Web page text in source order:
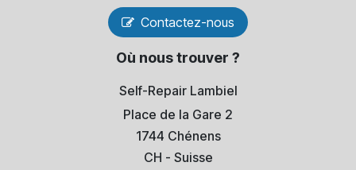
Contactez-nous
Où nous trouver ?
Self-Repair Lambiel
Place de la Gare 2
1744 Chénens
​CH - Suisse